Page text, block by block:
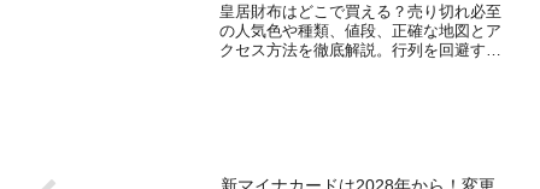
皇居財布はどこで買える？売り切れ必至
の人気色や種類、値段、正確な地図とア
クセス方法を徹底解説。行列を回避する
新マイナカードは2028年から！変更